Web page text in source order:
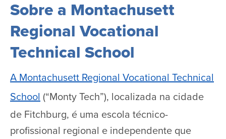
Sobre a Montachusett
Regional Vocational
Technical School
A Montachusett Regional Vocational Technical
School (“Monty Tech”), localizada na cidade
de Fitchburg, é uma escola técnico-
profissional regional e independente que